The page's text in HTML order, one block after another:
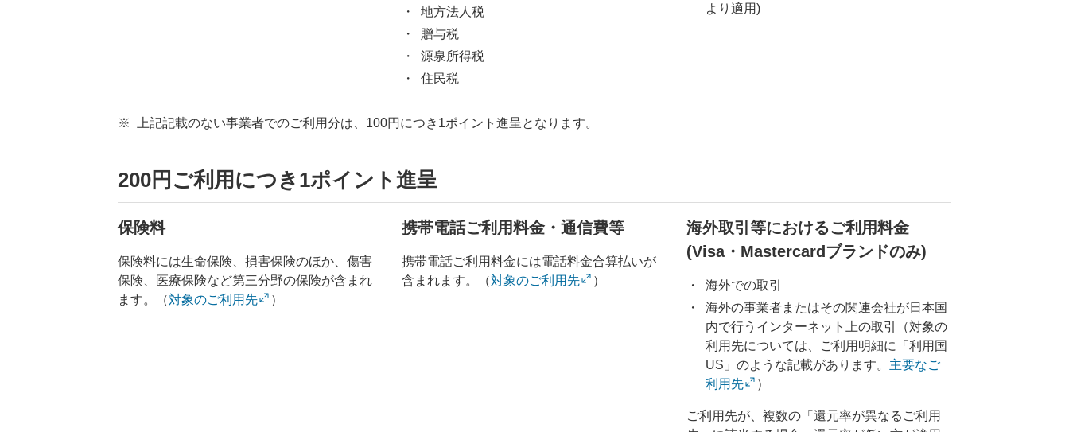
地方法人税
贈与税
源泉所得税
住民税
より適用)
上記記載のない事業者でのご利用分は、100円につき1ポイント進呈となります。
200円ご利用につき1ポイント進呈
保険料
保険料には生命保険、損害保険のほか、傷害
保険、医療保険など第三分野の保険が含まれ
ます。（対象のご利用先 ）
携帯電話ご利用料金・通信費等
携帯電話ご利用料金には電話料金合算払いが
含まれます。（対象のご利用先 ）
海外取引等におけるご利用料金
(Visa・Mastercardブランドのみ)
海外での取引
海外の事業者またはその関連会社が日本国
内で行うインターネット上の取引（対象の
利用先については、ご利用明細に「利用国
US」のような記載があります。 主要なご
利用先
）
ご利用先が、複数の「還元率が異なるご利用